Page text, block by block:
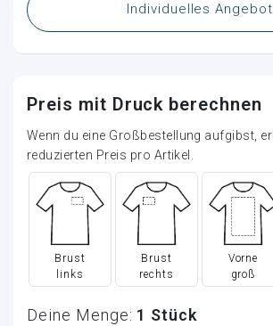
Individuelles Angebot
Preis mit Druck berechnen
Wenn du eine Großbestellung aufgibst,
reduzierten Preis pro Artikel.
Brust
links
Brust
rechts
Vorne
groß
Deine Menge: 1 Stück